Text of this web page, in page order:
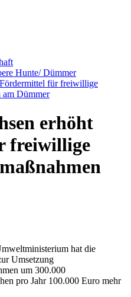
Hunte/ Dümmer
für freiwillige
am Dümmer
erhöht
freiwillige
hat die
Umsetzung
um 300.000
pro Jahr 100.000 Euro mehr